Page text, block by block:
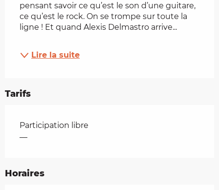
pensant savoir ce qu’est le son d’une guitare,
ce qu’est le rock. On se trompe sur toute la
ligne ! Et quand Alexis Delmastro arrive...
Lire la suite
Tarifs
Tarifs 2026
Participation libre
—
Horaires